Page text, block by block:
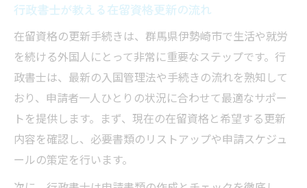
行政書士が教える在留資格更新の流れ
在留資格の更新手続きは、群馬県伊勢崎市で生活や就労
を続ける外国人にとって非常に重要なステップです。行
政書士は、最新の入国管理法や手続きの流れを熟知して
おり、申請者一人ひとりの状況に合わせて最適なサポー
トを提供します。まず、現在の在留資格と希望する更新
内容を確認し、必要書類のリストアップや申請スケジュ
ールの策定を行います。